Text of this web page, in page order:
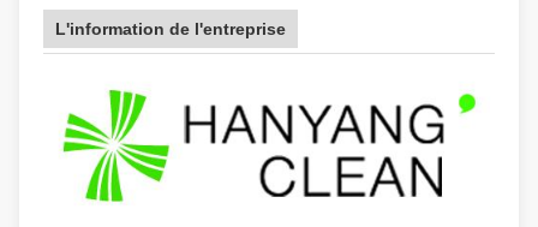
L'information de l'entreprise